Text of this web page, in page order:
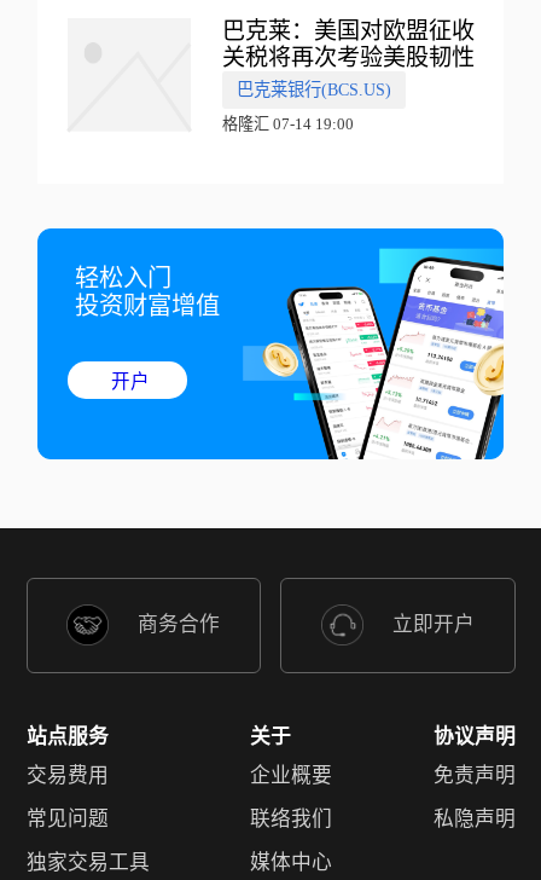
巴克莱：美国对欧盟征收
关税将再次考验美股韧性
巴克莱银行(BCS.US)
格隆汇 07-14 19:00
轻松入门
投资财富增值
开户
商务合作 立即开户
站点服务
交易费用
常见问题
独家交易工具
关于
企业概要
联络我们
媒体中心
协议声明
免责声明
私隐声明